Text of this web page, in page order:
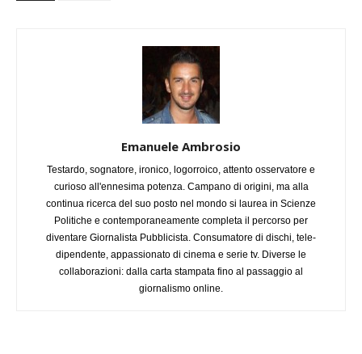
Emanuele Ambrosio
Testardo, sognatore, ironico, logorroico, attento osservatore e
curioso all'ennesima potenza. Campano di origini, ma alla
continua ricerca del suo posto nel mondo si laurea in Scienze
Politiche e contemporaneamente completa il percorso per
diventare Giornalista Pubblicista. Consumatore di dischi, tele-
dipendente, appassionato di cinema e serie tv. Diverse le
collaborazioni: dalla carta stampata fino al passaggio al
giornalismo online.